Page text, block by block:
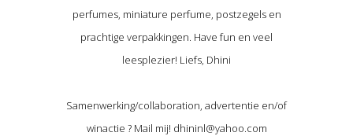
perfumes, miniature perfume, postzegels en
prachtige verpakkingen. Have fun en veel
leesplezier! Liefs, Dhini
Samenwerking/collaboration, advertentie en/of
winactie ? Mail mij! dhininl@yahoo.com